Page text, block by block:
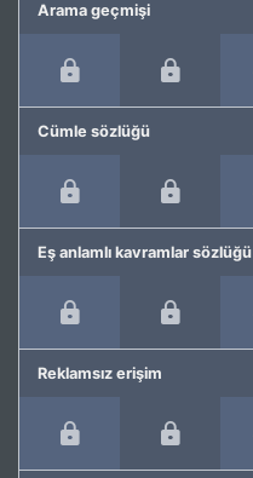
Arama geçmişi
Cümle sözlüğü
Eş anlamlı kavramlar sözlüğü
Reklamsız erişim